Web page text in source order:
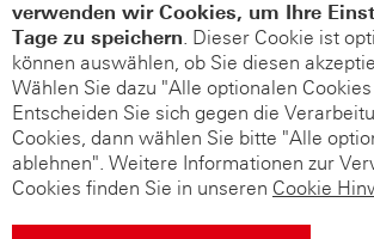
verwenden wir Cookies, um Ihre
Tage zu speichern. Dieser Cookie ist
können auswählen, ob Sie diesen
Wählen Sie dazu "Alle optionalen
Entscheiden Sie sich gegen die
Cookies, dann wählen Sie bitte "Alle
ablehnen". Weitere Informationen zur
Cookies finden Sie in unseren Cookie